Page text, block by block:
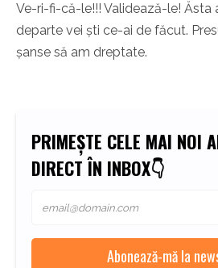
Ve-ri-fi-că-le!!! Validează-le! Ăsta
departe vei ști ce-ai de făcut.
șanse să am dreptate.
PRIMEȘTE CELE MAI NOI
DIRECT ÎN INBOX👇